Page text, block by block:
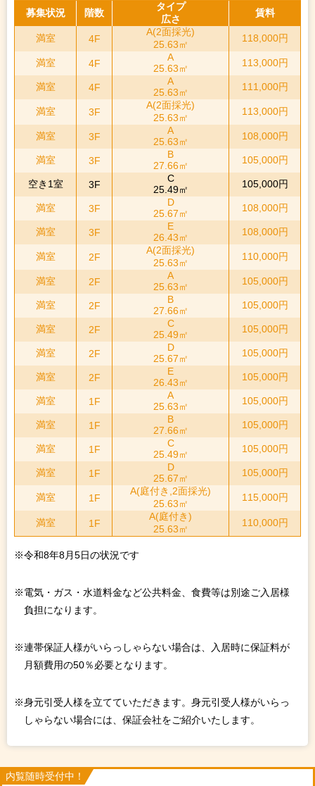
募集状況 階数
タイプ
広さ
賃料
満室 4F
A(2面採光)
25.63㎡
118,000円
満室 4F
A
25.63㎡
113,000円
満室 4F
A
25.63㎡
111,000円
満室 3F
A(2面採光)
25.63㎡
113,000円
満室 3F
A
25.63㎡
108,000円
満室 3F
B
27.66㎡
105,000円
空き1室 3F
C
25.49㎡
105,000円
満室 3F
D
25.67㎡
108,000円
満室 3F
E
26.43㎡
108,000円
満室 2F
A(2面採光)
25.63㎡
110,000円
満室 2F
A
25.63㎡
105,000円
満室 2F
B
27.66㎡
105,000円
満室 2F
C
25.49㎡
105,000円
満室 2F
D
25.67㎡
105,000円
満室 2F
E
26.43㎡
105,000円
満室 1F
A
25.63㎡
105,000円
満室 1F
B
27.66㎡
105,000円
満室 1F
C
25.49㎡
105,000円
満室 1F
D
25.67㎡
105,000円
満室 1F
A(庭付き,2面採光)
25.63㎡
115,000円
満室 1F
A(庭付き)
25.63㎡
110,000円
※令和8年8月5日の状況です
※電気・ガス・水道料金など公共料金、食費等は別途ご入居様
負担になります。
※連帯保証人様がいらっしゃらない場合は、入居時に保証料が
月額費用の50％必要となります。
※身元引受人様を立てていただきます。身元引受人様がいらっ
しゃらない場合には、保証会社をご紹介いたします。
内覧随時受付中！